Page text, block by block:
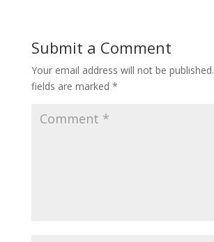
Submit a Comment
Your email address will not be published.
fields are marked *